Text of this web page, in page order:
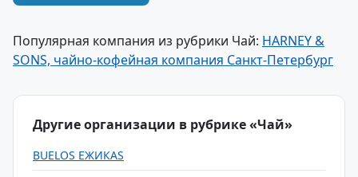
Популярная компания из рубрики Чай: HARNEY &
SONS, чайно-кофейная компания Санкт-Петербург
Другие организации в рубрике «Чай»
BUELOS ЕЖИКАS